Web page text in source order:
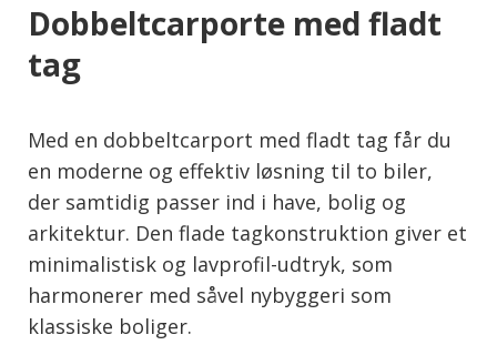
Dobbeltcarporte med fladt
tag
Med en dobbeltcarport med fladt tag får du
en moderne og effektiv løsning til to biler,
der samtidig passer ind i have, bolig og
arkitektur. Den flade tagkonstruktion giver et
minimalistisk og lavprofil-udtryk, som
harmonerer med såvel nybyggeri som
klassiske boliger.